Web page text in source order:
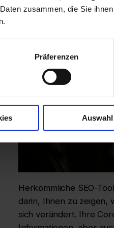
zusammen, die Sie
Präferenzen
Herkömmliche SEO-
darin, Ihnen zu zeigen,
sich verändert. Ihre